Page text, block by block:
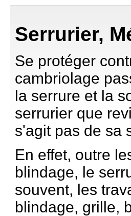
Serrurier,
Se protéger
cambriolage
la serrure et la
serrurier que
s'agit pas de sa
En effet, outre
blindage, le
souvent, les
blindage, grille,